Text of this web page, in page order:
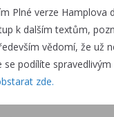
Plné verze Hamplova
k dalším textům,
vědomí, že už
se podílíte spravedlivým
zde.